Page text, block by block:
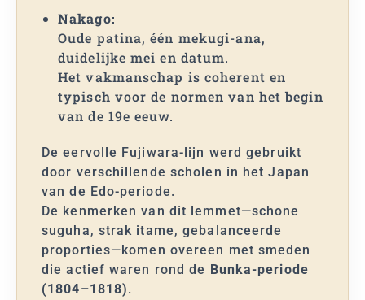
Nakago:
Oude patina, één mekugi-ana,
duidelijke mei en datum.
Het vakmanschap is coherent en
typisch voor de normen van het begin
van de 19e eeuw.
De eervolle Fujiwara-lijn werd gebruikt
door verschillende scholen in het Japan
van de Edo-periode.
De kenmerken van dit lemmet—schone
suguha, strak itame, gebalanceerde
proporties—komen overeen met smeden
die actief waren rond de Bunka-periode
(1804–1818).